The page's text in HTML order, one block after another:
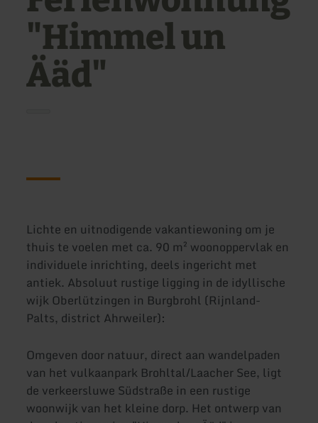
"Himmel un
Ääd"
Lichte en uitnodigende vakantiewoning om je
thuis te voelen met ca. 90 m² woonoppervlak en
individuele inrichting, deels ingericht met
antiek. Absoluut rustige ligging in de idyllische
wijk Oberlützingen in Burgbrohl (Rijnland-
Palts, district Ahrweiler):
Omgeven door natuur, direct aan wandelpaden
van het vulkaanpark Brohltal/Laacher See, ligt
de verkeersluwe Südstraße in een rustige
woonwijk van het kleine dorp. Het ontwerp van